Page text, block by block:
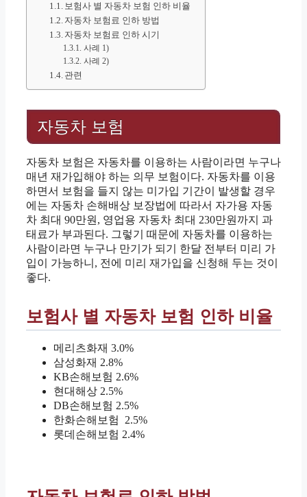
보험사 별 자동차 보험 인하 비율
자동차 보험료 인하 방법
자동차 보험료 인하 시기
사례 1)
사례 2)
관련
자동차 보험
자동차 보험은 자동차를 이용하는 사람이라면 누구나
매년 재가입해야 하는 의무 보험이다. 자동차를 이용
하면서 보험을 들지 않는 미가입 기간이 발생할 경우
에는 자동차 손해배상 보장법에 따라서 자가용 자동
차 최대 90만원, 영업용 자동차 최대 230만원까지 과
태료가 부과된다. 그렇기 때문에 자동차를 이용하는
사람이라면 누구나 만기가 되기 한달 전부터 미리 가
입이 가능하니, 전에 미리 재가입을 신청해 두는 것이
좋다.
보험사 별 자동차 보험 인하 비율
메리츠화재 3.0%
삼성화재 2.8%
KB손해보험 2.6%
현대해상 2.5%
DB손해보험 2.5%
한화손해보험 2.5%
롯데손해보험 2.4%